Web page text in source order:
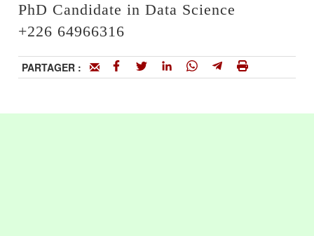
PhD Candidate in Data Science
+226 64966316
PARTAGER :